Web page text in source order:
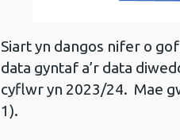
Siart yn dangos nifer o
data gyntaf a’r data
cyflwr yn 2023/24. Mae
1).